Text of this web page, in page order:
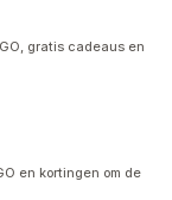
gratis cadeaus en
en kortingen om de